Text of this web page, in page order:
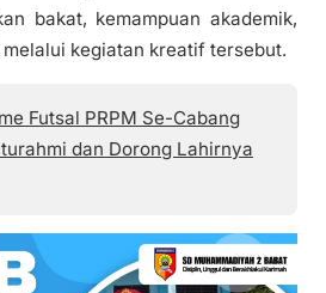
bakat, kemampuan akademik,
kegiatan kreatif tersebut.
Futsal PRPM Se-Cabang
dan Dorong Lahirnya